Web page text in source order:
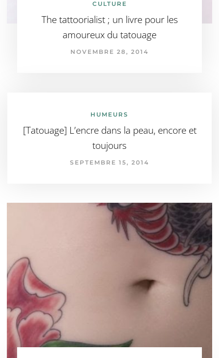
CULTURE
The tattoorialist ; un livre pour les
amoureux du tatouage
NOVEMBRE 28, 2014
HUMEURS
[Tatouage] L’encre dans la peau, encore et
toujours
SEPTEMBRE 15, 2014